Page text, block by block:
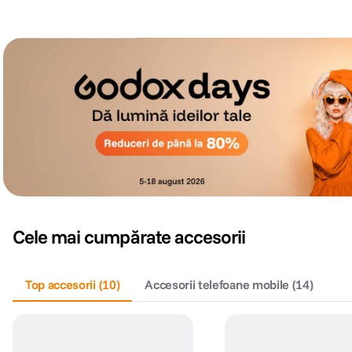
Cele mai cumpărate accesorii
Top accesorii (10) Accesorii telefoane mobile (14)